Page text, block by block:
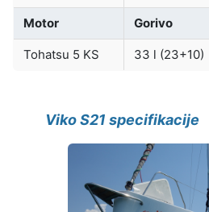
Motor Gorivo
Tohatsu 5 KS 33 l (23+10)
Viko S21 specifikacije